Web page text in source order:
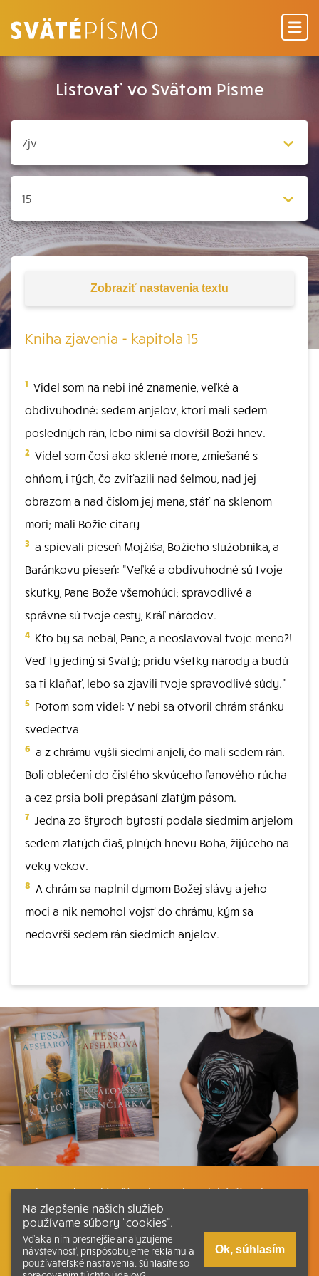
Listovať vo Svätom Písme
Zobraziť nastavenia textu
Kniha zjavenia - kapitola 15
1 Videl som na nebi iné znamenie, veľké a
obdivuhodné: sedem anjelov, ktorí mali sedem
posledných rán, lebo nimi sa dovŕšil Boží hnev.
2 Videl som čosi ako sklené more, zmiešané s
ohňom, i tých, čo zvíťazili nad šelmou, nad jej
obrazom a nad číslom jej mena, stáť na sklenom
mori; mali Božie citary
3 a spievali pieseň Mojžiša, Božieho služobníka, a
Baránkovu pieseň: "Veľké a obdivuhodné sú tvoje
skutky, Pane Bože všemohúci; spravodlivé a
správne sú tvoje cesty, Kráľ národov.
4 Kto by sa nebál, Pane, a neoslavoval tvoje meno?!
Veď ty jediný si Svätý; prídu všetky národy a budú
sa ti klaňať, lebo sa zjavili tvoje spravodlivé súdy."
5 Potom som videl: V nebi sa otvoril chrám stánku
svedectva
6 a z chrámu vyšli siedmi anjeli, čo mali sedem rán.
Boli oblečení do čistého skvúceho ľanového rúcha
a cez prsia boli prepásaní zlatým pásom.
7 Jedna zo štyroch bytostí podala siedmim anjelom
sedem zlatých čiaš, plných hnevu Boha, žijúceho na
veky vekov.
8 A chrám sa naplnil dymom Božej slávy a jeho
moci a nik nemohol vojsť do chrámu, kým sa
nedovŕši sedem rán siedmich anjelov.
Listovať Plán čítania Liturgické čítania
Kontakt Ako čítať bibliu Katechizmus
Tlačená verzia Písma
Na zlepšenie našich služieb
používame súbory “cookies”.
Vďaka nim presnejšie analyzujeme
návštevnosť, prispôsobujeme reklamu a
používateľské nastavenia. Súhlasíte so
Ok, súhlasím